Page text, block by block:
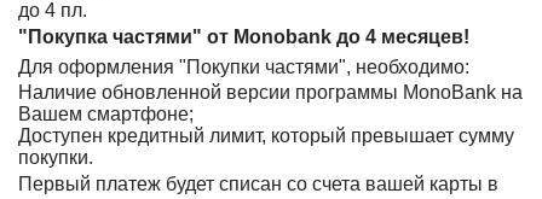
до 4 пл.
"Покупка частями" от Monobank до 4 месяцев!
Для оформления "Покупки частями", необходимо:
Наличие обновленной версии программы MonoBank на
Вашем смартфоне;
Доступен кредитный лимит, который превышает сумму
покупки.
Первый платеж будет списан со счета вашей карты в